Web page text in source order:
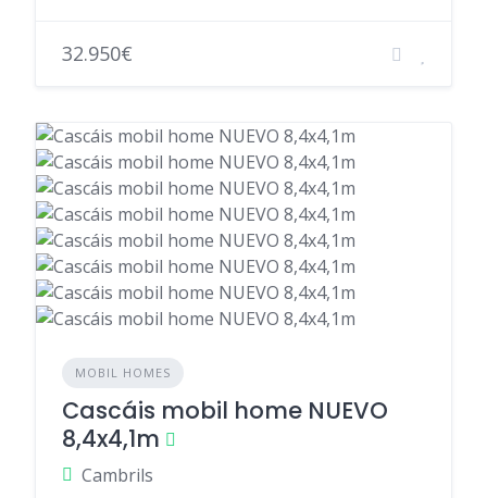
32.950€
MOBIL HOMES
Cascáis mobil home NUEVO
8,4x4,1m
Cambrils